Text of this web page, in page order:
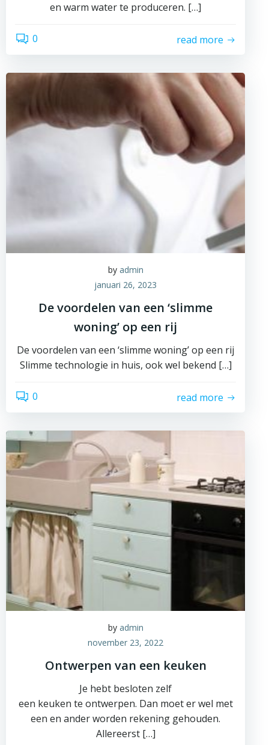
en warm water te produceren. […]
0 read more
by admin
januari 26, 2023
De voordelen van een ‘slimme
woning’ op een rij
De voordelen van een ‘slimme woning’ op een rij
Slimme technologie in huis, ook wel bekend […]
0 read more
by admin
november 23, 2022
Ontwerpen van een keuken
Je hebt besloten zelf
een keuken te ontwerpen. Dan moet er wel met
een en ander worden rekening gehouden.
Allereerst […]